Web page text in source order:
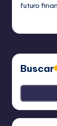
futuro
Buscar